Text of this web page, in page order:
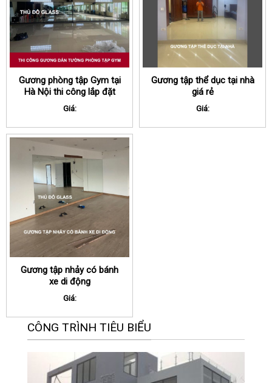
Gương phòng tập Gym tại
Hà Nội thi công lắp đặt
trong ngày
Giá:
Gương tập thể dục tại nhà
giá rẻ
Giá:
Gương tập nhảy có bánh
xe di động
Giá:
CÔNG TRÌNH TIÊU BIỂU